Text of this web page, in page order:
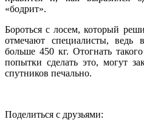
«бодрит».
Бороться с лосем, который
отмечают специалисты, ведь
больше 450 кг. Отогнать
попытки сделать это, могут
спутников печально.
Поделиться с друзьями: